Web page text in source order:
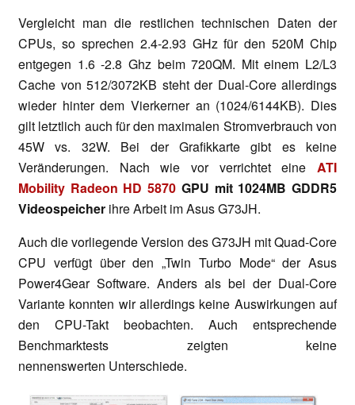
Vergleicht man die restlichen technischen Daten der
CPUs, so sprechen 2.4-2.93 GHz für den 520M Chip
entgegen 1.6 -2.8 Ghz beim 720QM. Mit einem L2/L3
Cache von 512/3072KB steht der Dual-Core allerdings
wieder hinter dem Vierkerner an (1024/6144KB). Dies
gilt letztlich auch für den maximalen Stromverbrauch von
45W vs. 32W. Bei der Grafikkarte gibt es keine
Veränderungen. Nach wie vor verrichtet eine ATI
Mobility Radeon HD 5870 GPU mit 1024MB GDDR5
Videospeicher ihre Arbeit im Asus G73JH.
Auch die vorliegende Version des G73JH mit Quad-Core
CPU verfügt über den „Twin Turbo Mode“ der Asus
Power4Gear Software. Anders als bei der Dual-Core
Variante konnten wir allerdings keine Auswirkungen auf
den CPU-Takt beobachten. Auch entsprechende
Benchmarktests zeigten keine
nennenswerten Unterschiede.